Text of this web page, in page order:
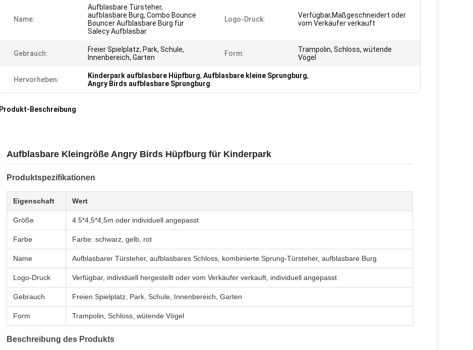
Name:
Aufblasbare Türsteher,
aufblasbare Burg, Combo Bounce
Bouncer Aufblasbare Burg für
Salecy Aufblasbar
Logo-Druck:
Verfügbar,Maßgeschneidert oder
vom Verkäufer verkauft
Gebrauch:
Freier Spielplatz, Park, Schule,
Innenbereich, Garten
Form:
Trampolin, Schloss, wütende
Vögel
Hervorheben: Kinderpark aufblasbare Hüpfburg, Aufblasbare kleine Sprungburg,
Angry Birds aufblasbare Sprungburg
Produkt-Beschreibung
Aufblasbare Kleingröße Angry Birds Hüpfburg für Kinderpark
Produktspezifikationen
Eigenschaft Wert
Größe 4.5*4,5*4,5m oder individuell angepasst
Farbe Farbe: schwarz, gelb, rot
Name Aufblasbarer Türsteher, aufblasbares Schloss, kombinierte Sprung-Türsteher, aufblasbare Burg
Logo-Druck Verfügbar, individuell hergestellt oder vom Verkäufer verkauft, individuell angepasst
Gebrauch Freien Spielplatz, Park, Schule, Innenbereich, Garten
Form Trampolin, Schloss, wütende Vögel
Beschreibung des Produkts